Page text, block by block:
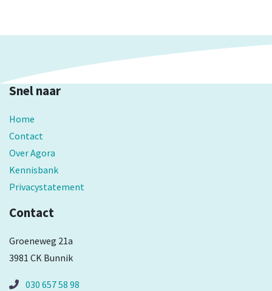
Snel naar
Home
Contact
Over Agora
Kennisbank
Privacystatement
Contact
Groeneweg 21a
3981 CK Bunnik
030 657 58 98